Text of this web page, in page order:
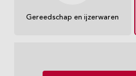
Gereedschap en ijzerwaren